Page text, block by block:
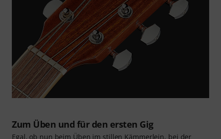
Zum Üben und für den ersten Gig
Egal, ob nun beim Üben im stillen Kämmerlein, bei der